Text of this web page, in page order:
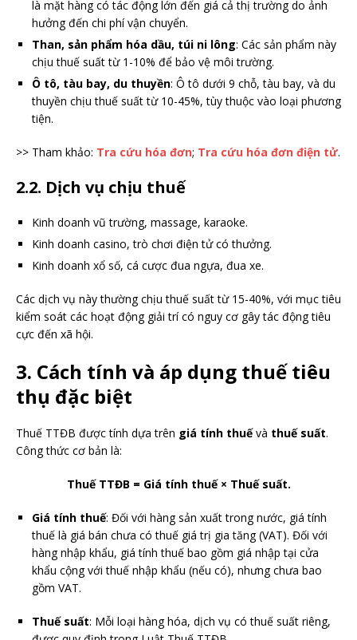
là mặt hàng có tác động lớn đến giá cả thị trường do ảnh
hưởng đến chi phí vận chuyển.
Than, sản phẩm hóa dầu, túi ni lông: Các sản phẩm này
chịu thuế suất từ 1-10% để bảo vệ môi trường.
Ô tô, tàu bay, du thuyền: Ô tô dưới 9 chỗ, tàu bay, và du
thuyền chịu thuế suất từ 10-45%, tùy thuộc vào loại phương
tiện.
>> Tham khảo: Tra cứu hóa đơn; Tra cứu hóa đơn điện tử.
2.2. Dịch vụ chịu thuế
Kinh doanh vũ trường, massage, karaoke.
Kinh doanh casino, trò chơi điện tử có thưởng.
Kinh doanh xổ số, cá cược đua ngựa, đua xe.
Các dịch vụ này thường chịu thuế suất từ 15-40%, với mục tiêu
kiểm soát các hoạt động giải trí có nguy cơ gây tác động tiêu
cực đến xã hội.
3. Cách tính và áp dụng thuế tiêu
thụ đặc biệt
Thuế TTĐB được tính dựa trên giá tính thuếvà thuế suất.
Công thức cơ bản là:
Thuế TTĐB = Giá tính thuế × Thuế suất.
Giá tính thuế: Đối với hàng sản xuất trong nước, giá tính
thuế là giá bán chưa có thuế giá trị gia tăng (VAT). Đối với
hàng nhập khẩu, giá tính thuế bao gồm giá nhập tại cửa
khẩu cộng với thuế nhập khẩu (nếu có), nhưng chưa bao
gồm VAT.
Thuế suất: Mỗi loại hàng hóa, dịch vụ có thuế suất riêng,